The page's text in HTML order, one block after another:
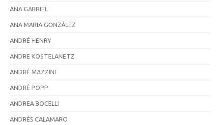
ANA GABRIEL
ANA MARIA GONZÁLEZ
ANDRÉ HENRY
ANDRE KOSTELANETZ
ANDRÉ MAZZINI
ANDRÉ POPP
ANDREA BOCELLI
ANDRÉS CALAMARO